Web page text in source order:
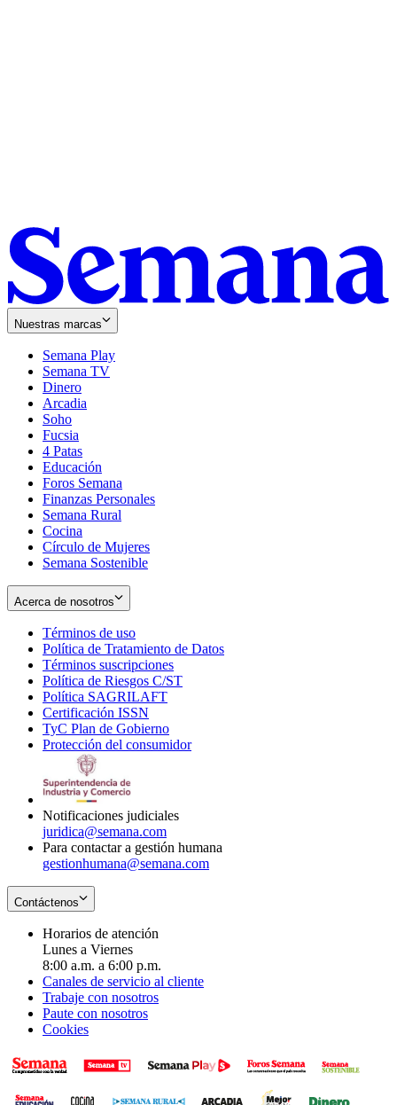
Nuestras marcas
Semana Play
Semana TV
Dinero
Arcadia
Soho
in
new
window
Fucsia
in
new
window
4 Patas
Educación
Foros Semana
Finanzas Personales
Semana Rural
Cocina
Círculo de Mujeres
Semana Sostenible
Acerca de nosotros
Términos de uso
in
new
window
Política de Tratamiento de Datos
Términos suscripciones
in
Política de Riesgos C/ST
Política SAGRILAFT
new
window
Certificación ISSN
in
new
TyC Plan de Gobierno
in
Protección del consumidorOpens
Notificaciones judiciales
juridica@semana.com
Para contactar a gestión humana
gestionhumana@semana.com
Contáctenos
Horarios de atención
Lunes a Viernes
8:00 a.m. a 6:00 p.m.
Canales de servicio al cliente
Trabaje con nosotros
Paute con nosotros
Cookies